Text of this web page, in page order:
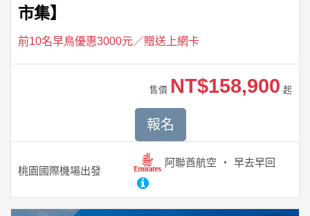
市集】
前10名早鳥優惠3000元／贈送上網卡
桃園國際機場出發
阿聯酋航空 早去早回
售價 NT$158,900 起
報名